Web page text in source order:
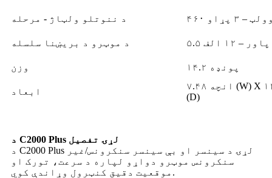
د ننوتلو ولټاژ - مرحله وولټ – ۳ پړاو
د موټرو د بریښنا سلسله
وزن ۱۴.۲ پونډه
ابعاد
۷.۴۸ انچه (W) X ۱۲.۶ انچه (H) X ۷.۴۸ انچه
(D)
د C2000 Plus لړۍ تفصیل
د C2000 Plus لړۍ د سینسر او بې سینسر سنکرونس/غیر
سنکرونس موټرو دواړو لپاره د سرعت، تورک او
موقعیت دقیق کنټرول وړاندې کوي.